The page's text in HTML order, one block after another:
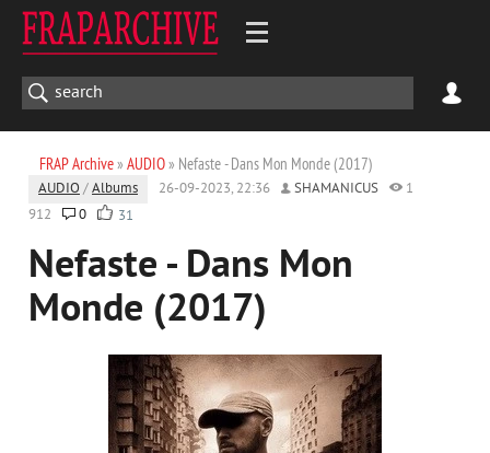
FRAP Archive» AUDIO» Nefaste - Dans Mon Monde (2017)
AUDIO /Albums 26-09-2023, 22:36 SHAMANICUS
1
912
0 31
Nefaste - Dans Mon
Monde (2017)